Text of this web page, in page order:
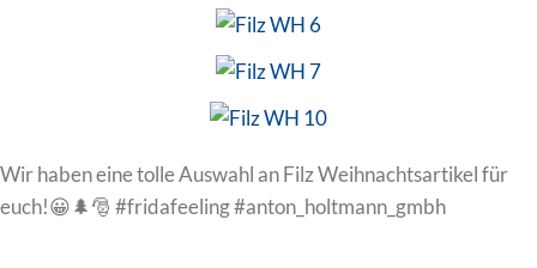
Wir haben eine tolle Auswahl an Filz Weihnachtsartikel für
euch!😀🌲🎅 #fridafeeling #anton_holtmann_gmbh